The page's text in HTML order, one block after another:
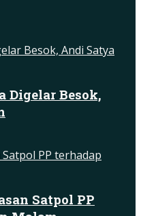
Digelar Besok,
Satpol PP